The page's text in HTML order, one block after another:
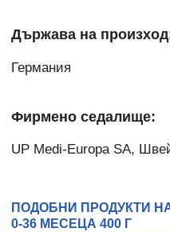
Държава на
Германия
Фирмено седалище:
UP Medi-Europa SA,
ПОДОБНИ ПРОДУКТИ НА
0-36 МЕСЕЦА 400 Г